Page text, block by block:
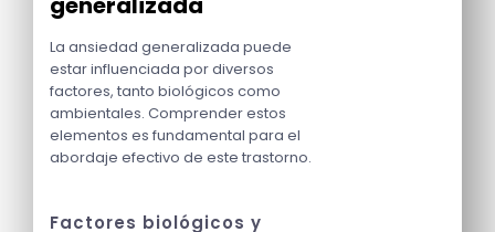
La ansiedad generalizada puede
estar influenciada por diversos
factores, tanto biológicos como
ambientales. Comprender estos
elementos es fundamental para el
abordaje efectivo de este trastorno.
Factores biológicos y